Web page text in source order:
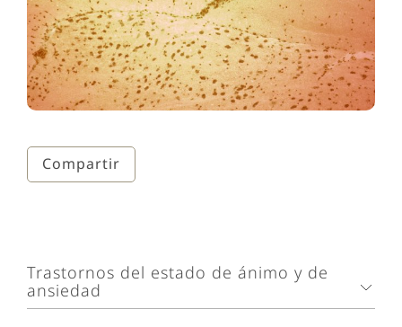
Compartir
Trastornos del estado de ánimo y de
ansiedad